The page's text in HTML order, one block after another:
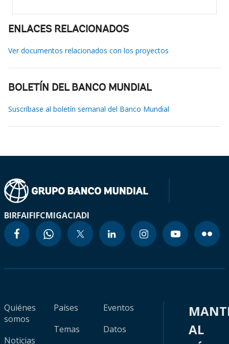
ENLACES RELACIONADOS
Ver documentos relacionados con los proyectos
BOLETÍN DEL BANCO MUNDIAL
Suscríbase al boletín semanal del Banco Mundial
BIRFAIFIFCMIGACIADI
Quiénes
somos
Noticias
Países
Temas
Eventos
Datos
AL